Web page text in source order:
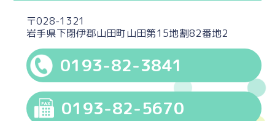
〒028-1321
岩手県下閉伊郡山田町山田第15地割82番地2
0193-82-3841
0193-82-5670